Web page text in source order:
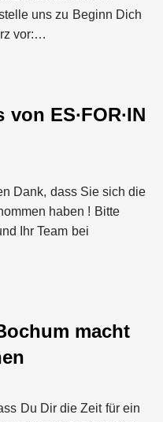
uns zu Beginn Dich
vor:…
ES∙FOR∙IN
Dank, dass Sie sich die
haben ! Bitte
Ihr Team bei
macht
Du Dir die Zeit für ein